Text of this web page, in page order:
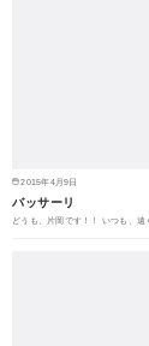
2015年4月9日
バッサーリ
どうも、片岡です！！ いつも、